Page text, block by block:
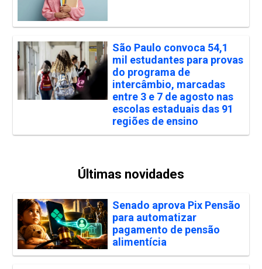
São Paulo convoca 54,1
mil estudantes para provas
do programa de
intercâmbio, marcadas
entre 3 e 7 de agosto nas
escolas estaduais das 91
regiões de ensino
Últimas novidades
Senado aprova Pix Pensão
para automatizar
pagamento de pensão
alimentícia